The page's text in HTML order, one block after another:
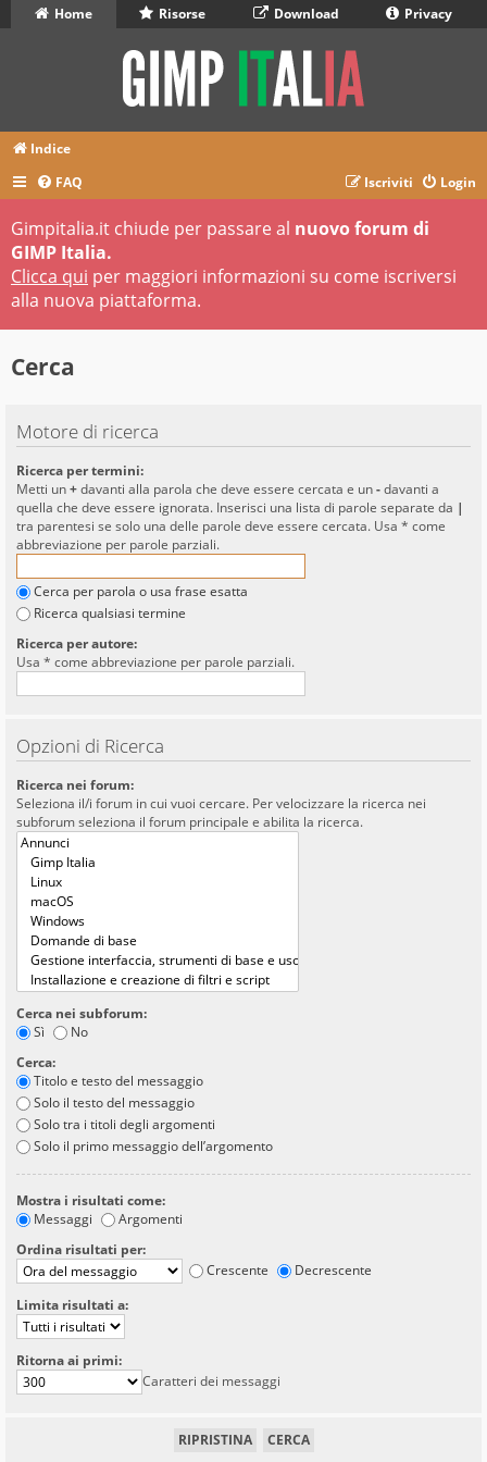
Home Risorse Download Privacy
Indice
FAQ
Login
Iscriviti
Gimpitalia.it chiude per passare al nuovo forum di
GIMP Italia.
Clicca qui per maggiori informazioni su come iscriversi
alla nuova piattaforma.
Cerca
Motore di ricerca
Ricerca per termini:
Metti un+davanti alla parola che deve essere cercata e un-davanti a
quella che deve essere ignorata. Inserisci una lista di parole separate da |
tra parentesi se solo una delle parole deve essere cercata. Usa * come
abbreviazione per parole parziali.
Cerca per parola o usa frase esatta
Ricerca qualsiasi termine
Ricerca per autore:
Usa * come abbreviazione per parole parziali.
Opzioni di Ricerca
Ricerca nei forum:
Seleziona il/i forum in cui vuoi cercare. Per velocizzare la ricerca nei
subforum seleziona il forum principale e abilita la ricerca.
Cerca nei subforum:
Sì
No
Cerca:
Titolo e testo del messaggio
Solo il testo del messaggio
Solo tra i titoli degli argomenti
Solo il primo messaggio dell’argomento
Mostra i risultati come:
Messaggi
Argomenti
Ordina risultati per:
Crescente
Decrescente
Limita risultati a:
Ritorna ai primi:
Caratteri dei messaggi